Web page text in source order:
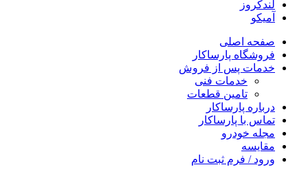
لندکروز
آمیکو
صفحه اصلی
فروشگاه پارساکار
خدمات پس از فروش
خدمات فنی
تامین قطعات
درباره پارساکار
تماس با پارساکار
مجله خودرو
مقایسه
ورود / فرم ثبت نام